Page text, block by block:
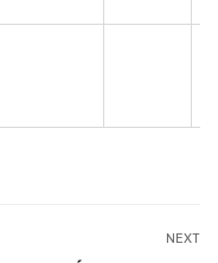
NEXT